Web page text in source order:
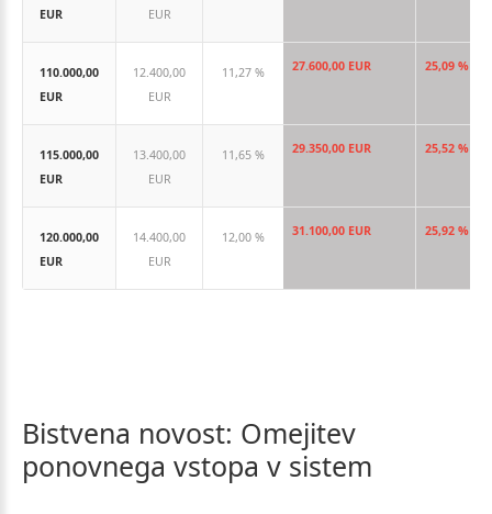
EUR
EUR
110.000,00
EUR
12.400,00
EUR
11,27 % 27.600,00 EUR 25,09 %
115.000,00
EUR
13.400,00
EUR
11,65 % 29.350,00 EUR 25,52 %
120.000,00
EUR
14.400,00
EUR
12,00 % 31.100,00 EUR 25,92 %
Bistvena novost: Omejitev
ponovnega vstopa v sistem